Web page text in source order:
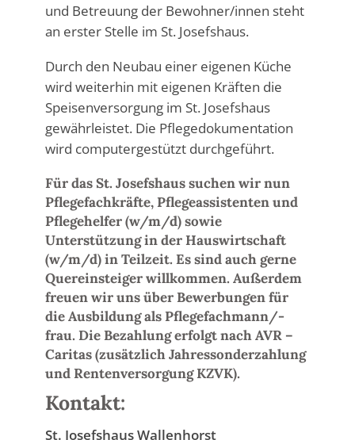
und Betreuung der Bewohner/innen steht
an erster Stelle im St. Josefshaus.
Durch den Neubau einer eigenen Küche
wird weiterhin mit eigenen Kräften die
Speisenversorgung im St. Josefshaus
gewährleistet. Die Pflegedokumentation
wird computergestützt durchgeführt.
Für das St. Josefshaus suchen wir nun
Pflegefachkräfte, Pflegeassistenten und
Pflegehelfer (w/m/d) sowie
Unterstützung in der Hauswirtschaft
(w/m/d) in Teilzeit. Es sind auch gerne
Quereinsteiger willkommen. Außerdem
freuen wir uns über Bewerbungen für
die Ausbildung als Pflegefachmann/-
frau. Die Bezahlung erfolgt nach AVR –
Caritas (zusätzlich Jahressonderzahlung
und Rentenversorgung KZVK).
Kontakt:
St. Josefshaus Wallenhorst